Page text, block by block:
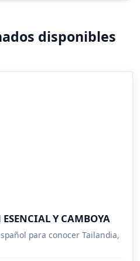
disponibles
Y CAMBOYA
para conocer Tailandia,